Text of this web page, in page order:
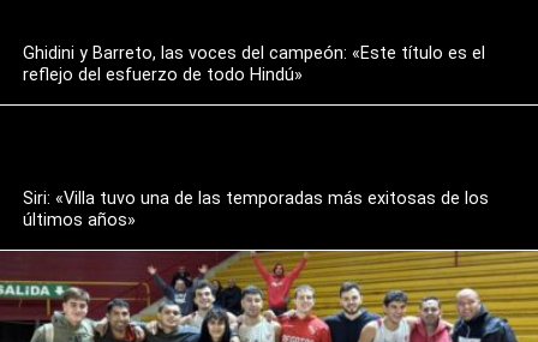
Ghidini y Barreto, las voces del campeón: «Este título es el
reflejo del esfuerzo de todo Hindú»
Siri: «Villa tuvo una de las temporadas más exitosas de los
últimos años»